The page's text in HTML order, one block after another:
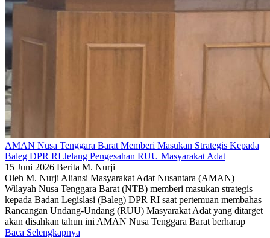
AMAN Nusa Tenggara Barat Memberi Masukan Strategis Kepada
Baleg DPR RI Jelang Pengesahan RUU Masyarakat Adat
15 Juni 2026 Berita M. Nurji
Oleh M. Nurji Aliansi Masyarakat Adat Nusantara (AMAN)
Wilayah Nusa Tenggara Barat (NTB) memberi masukan strategis
kepada Badan Legislasi (Baleg) DPR RI saat pertemuan membahas
Rancangan Undang-Undang (RUU) Masyarakat Adat yang ditarget
akan disahkan tahun ini AMAN Nusa Tenggara Barat berharap
Baca Selengkapnya